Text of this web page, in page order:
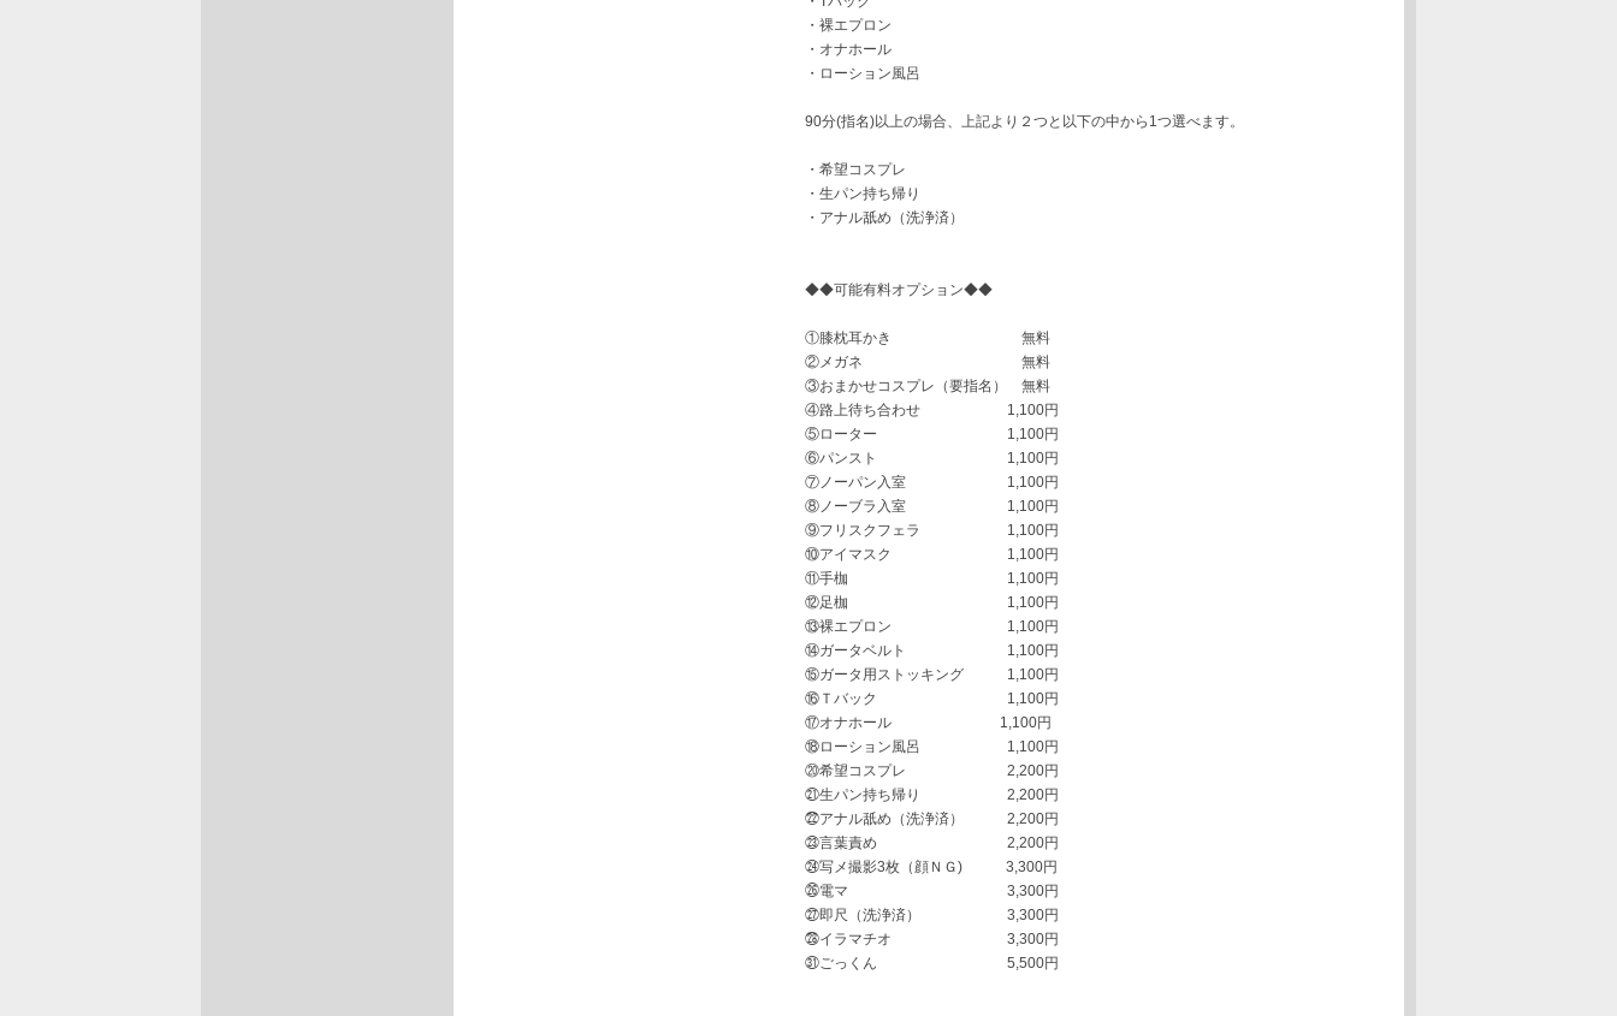
・裸エプロン
・オナホール
・ローション風呂
90分(指名)以上の場合、上記より２つと以下の中から1つ選べます。
・希望コスプレ
・生パン持ち帰り
・アナル舐め（洗浄済）
◆◆可能有料オプション◆◆
①膝枕耳かき 無料
②メガネ 無料
③おまかせコスプレ（要指名） 無料
④路上待ち合わせ 1,100円
⑤ローター 1,100円
⑥パンスト 1,100円
⑦ノーパン入室 1,100円
⑧ノーブラ入室 1,100円
⑨フリスクフェラ 1,100円
⑩アイマスク 1,100円
⑪手枷 1,100円
⑫足枷 1,100円
⑬裸エプロン 1,100円
⑭ガータベルト 1,100円
⑮ガータ用ストッキング 1,100円
⑯Ｔバック 1,100円
⑰オナホール 1,100円
⑱ローション風呂 1,100円
⑳希望コスプレ 2,200円
㉑生パン持ち帰り 2,200円
㉒アナル舐め（洗浄済） 2,200円
㉓言葉責め 2,200円
㉔写メ撮影3枚（顔ＮＧ) 3,300円
㉖電マ 3,300円
㉗即尺（洗浄済） 3,300円
㉘イラマチオ 3,300円
㉛ごっくん 5,500円